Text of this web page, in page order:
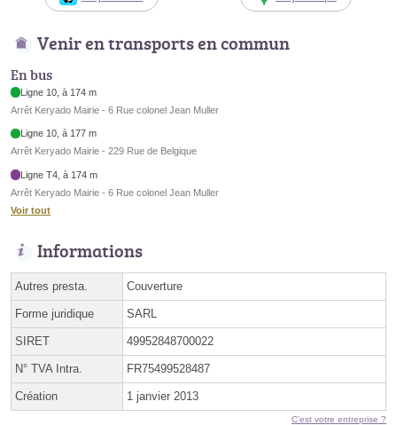
Venir en transports en commun
En bus
Ligne 10, à 174 m
Arrêt Keryado Mairie - 6 Rue colonel Jean Muller
Ligne 10, à 177 m
Arrêt Keryado Mairie - 229 Rue de Belgique
Ligne T4, à 174 m
Arrêt Keryado Mairie - 6 Rue colonel Jean Muller
Voir tout
Informations
Autres presta. Couverture
Forme juridique SARL
SIRET 49952848700022
N° TVA Intra. FR75499528487
Création 1 janvier 2013
C'est votre entreprise ?